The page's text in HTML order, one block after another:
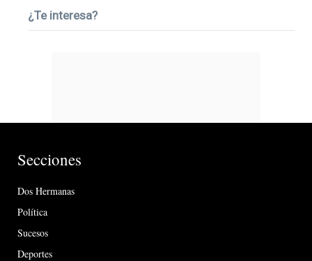
¿Te interesa?
Secciones
Dos Hermanas
Política
Sucesos
Deportes